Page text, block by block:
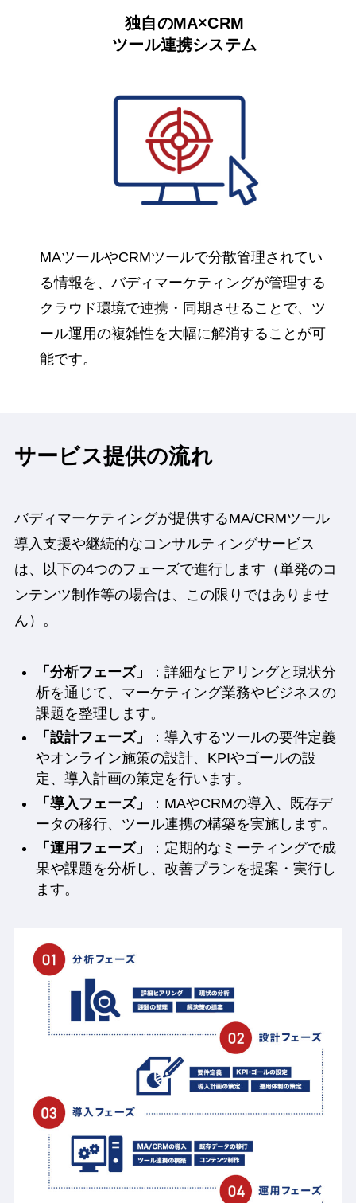
独自のMA×CRM
ツール連携システム
MAツールやCRMツールで分散管理されてい
る情報を、バディマーケティングが管理する
クラウド環境で連携・同期させることで、ツ
ール運用の複雑性を大幅に解消することが可
能です。
サービス提供の流れ
バディマーケティングが提供するMA/CRMツール
導入支援や継続的なコンサルティングサービス
は、以下の4つのフェーズで進行します（単発のコ
ンテンツ制作等の場合は、この限りではありませ
ん）。
「分析フェーズ」
：詳細なヒアリングと現状分
析を通じて、マーケティング業務やビジネスの
課題を整理します。
「設計フェーズ」
：導入するツールの要件定義
やオンライン施策の設計、KPIやゴールの設
定、導入計画の策定を行います。
「導入フェーズ」
：MAやCRMの導入、既存デ
ータの移行、ツール連携の構築を実施します。
「運用フェーズ」
：定期的なミーティングで成
果や課題を分析し、改善プランを提案・実行し
ます。